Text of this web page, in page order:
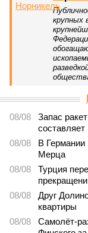
В нескольких
«Станция Л»
реальной
Пока в
уже получают
заключение о
разрешение на
совсем недалеко,
улице, картина,